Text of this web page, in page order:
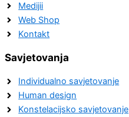
Medijii
Web Shop
Kontakt
Savjetovanja
Individualno savjetovanje
Human design
Konstelacijsko savjetovanje